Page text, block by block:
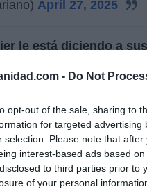
- Do Not
opt-out of the sale, sharing to
for targeted
selection. Please note that
interest-based ads based
to third parties prior to
of your personal
April 27, 2025
le está diciendo a
a tu hija que su
aberrante y grave. Para
de las denuncias
extrema derecha,
machistas,